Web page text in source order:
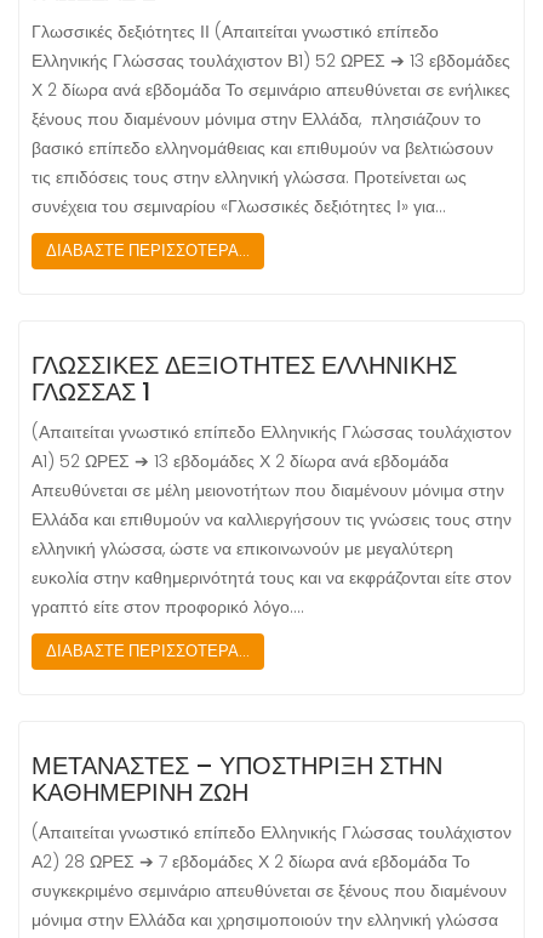
Γλωσσικές δεξιότητες ΙΙ (Απαιτείται γνωστικό επίπεδο
Ελληνικής Γλώσσας τουλάχιστον Β1) 52 ΩΡΕΣ ➔ 13 εβδομάδες
Χ 2 δίωρα ανά εβδομάδα Το σεμινάριο απευθύνεται σε ενήλικες
ξένους που διαμένουν μόνιμα στην Ελλάδα, πλησιάζουν το
βασικό επίπεδο ελληνομάθειας και επιθυμούν να βελτιώσουν
τις επιδόσεις τους στην ελληνική γλώσσα. Προτείνεται ως
συνέχεια του σεμιναρίου «Γλωσσικές δεξιότητες Ι» για…
ΔΙΑΒΑΣΤΕ ΠΕΡΙΣΣΟΤΕΡΑ...
ΓΛΩΣΣΙΚΕΣ ΔΕΞΙΟΤΗΤΕΣ ΕΛΛΗΝΙΚΗΣ
ΓΛΩΣΣΑΣ 1
(Απαιτείται γνωστικό επίπεδο Ελληνικής Γλώσσας τουλάχιστον
Α1) 52 ΩΡΕΣ ➔ 13 εβδομάδες Χ 2 δίωρα ανά εβδομάδα
Απευθύνεται σε μέλη μειονοτήτων που διαμένουν μόνιμα στην
Ελλάδα και επιθυμούν να καλλιεργήσουν τις γνώσεις τους στην
ελληνική γλώσσα, ώστε να επικοινωνούν με μεγαλύτερη
ευκολία στην καθημερινότητά τους και να εκφράζονται είτε στον
γραπτό είτε στον προφορικό λόγο.…
ΔΙΑΒΑΣΤΕ ΠΕΡΙΣΣΟΤΕΡΑ...
ΜΕΤΑΝΑΣΤΕΣ – ΥΠΟΣΤΗΡΙΞΗ ΣΤΗΝ
ΚΑΘΗΜΕΡΙΝΗ ΖΩΗ
(Απαιτείται γνωστικό επίπεδο Ελληνικής Γλώσσας τουλάχιστον
Α2) 28 ΩΡΕΣ ➔ 7 εβδομάδες Χ 2 δίωρα ανά εβδομάδα Το
συγκεκριμένο σεμινάριο απευθύνεται σε ξένους που διαμένουν
μόνιμα στην Ελλάδα και χρησιμοποιούν την ελληνική γλώσσα